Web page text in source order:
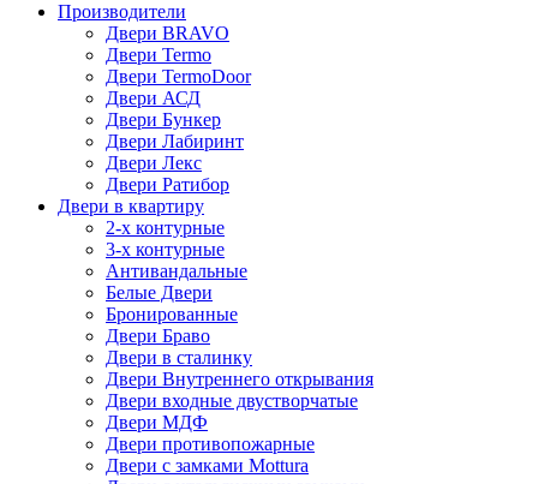
Производители
Двери BRAVO
Двери Termo
Двери TermoDoor
Двери АСД
Двери Бункер
Двери Лабиринт
Двери Лекс
Двери Ратибор
Двери в квартиру
2-х контурные
3-х контурные
Антивандальные
Белые Двери
Бронированные
Двери Браво
Двери в сталинку
Двери Внутреннего открывания
Двери входные двустворчатые
Двери МДФ
Двери противопожарные
Двери с замками Mottura